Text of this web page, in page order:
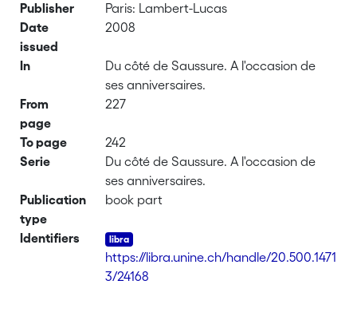
Publisher
Paris: Lambert-Lucas
Date
issued
2008
In
Du côté de Saussure. A l'occasion de
ses anniversaires.
From
page
227
To page
242
Serie
Du côté de Saussure. A l'occasion de
ses anniversaires.
Publication
type
book part
Identifiers
https://libra.unine.ch/handle/20.500.1471
3/24168